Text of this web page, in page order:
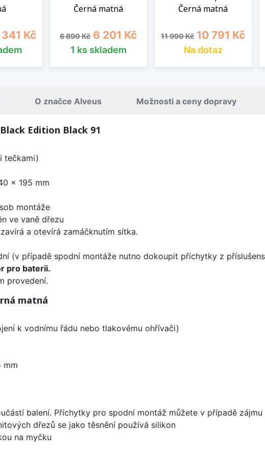
Kč
Černá matná
Běžná cena
6 890 Kč Cena
6 201 Kč
1 ks skladem
Černá matná
Běžná cena
11 990 Kč Cena
10 791 Kč
Na dotaz
O značce Alveus Možnosti a ceny dopravy
Edition Black 91
tečkami)
x 195 mm
montáže
ve vaně dřezu
a otevírá zamáčknutím sítka.
(v případě spodní montáže nutno dokoupit příchytky z
pro baterii.
provedení.
matná
k vodnímu řádu nebo tlakovému ohřívači)
mm
balení. Příchytky pro spodní montáž můžete v případě
dřezů se jako těsnění používá silikon
na myčku